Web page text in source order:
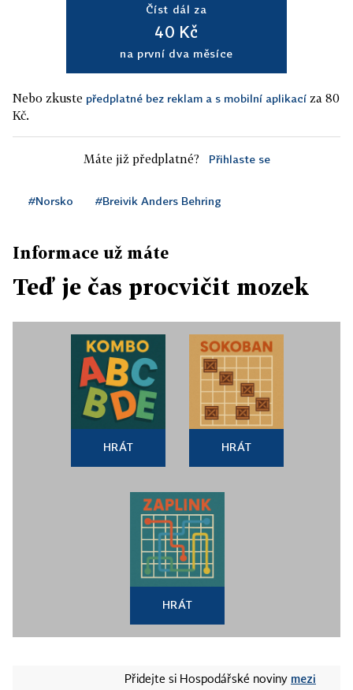
Číst dál za
40 Kč
na první dva měsíce
Nebo zkuste předplatné bez reklam a s mobilní aplikací za 80
Kč.
Máte již předplatné? Přihlaste se
#Norsko #Breivik Anders Behring
Informace už máte
Teď je čas procvičit mozek
HRÁT HRÁT
HRÁT
Přidejte si Hospodářské noviny mezi